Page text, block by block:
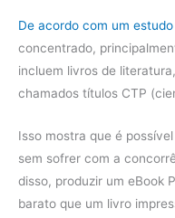
De acordo com um estudo
concentrado,
incluem livros de
chamados títulos CTP
Isso mostra que é
sem sofrer com a
disso, produzir um eBook
barato que um livro